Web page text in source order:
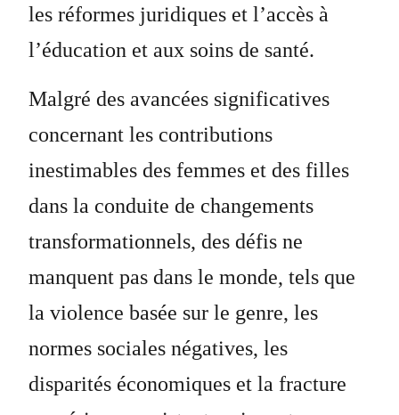
les réformes juridiques et l’accès à
l’éducation et aux soins de santé.
Malgré des avancées significatives
concernant les contributions
inestimables des femmes et des filles
dans la conduite de changements
transformationnels, des défis ne
manquent pas dans le monde, tels que
la violence basée sur le genre, les
normes sociales négatives, les
disparités économiques et la fracture